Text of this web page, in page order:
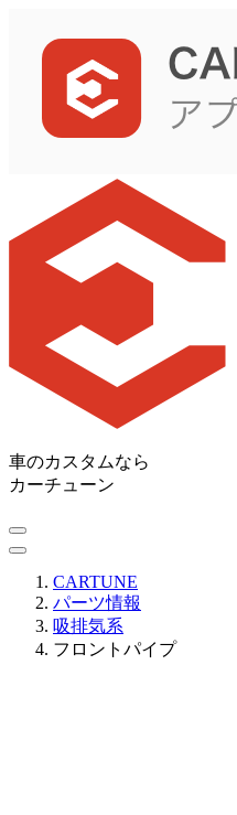
車のカスタムなら
カーチューン
CARTUNE
パーツ情報
吸排気系
フロントパイプ